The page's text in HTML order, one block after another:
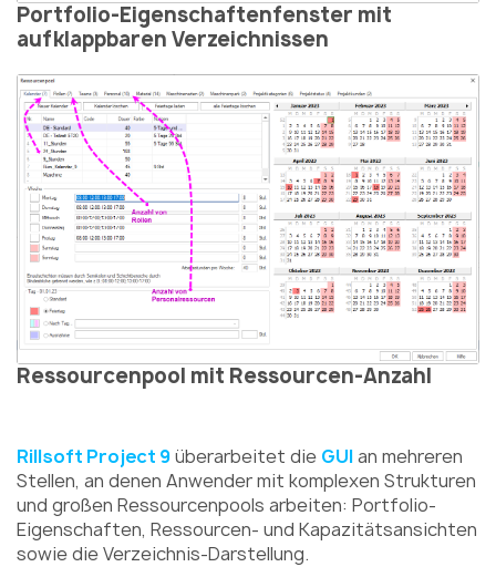
Portfolio-Eigenschaftenfenster mit
aufklappbaren Verzeichnissen
Ressourcenpool mit Ressourcen-Anzahl
Rillsoft Project 9überarbeitet die GUIan mehreren
Stellen, an denen Anwender mit komplexen Strukturen
und großen Ressourcenpools arbeiten: Portfolio-
Eigenschaften, Ressourcen- und Kapazitätsansichten
sowie die Verzeichnis-Darstellung.